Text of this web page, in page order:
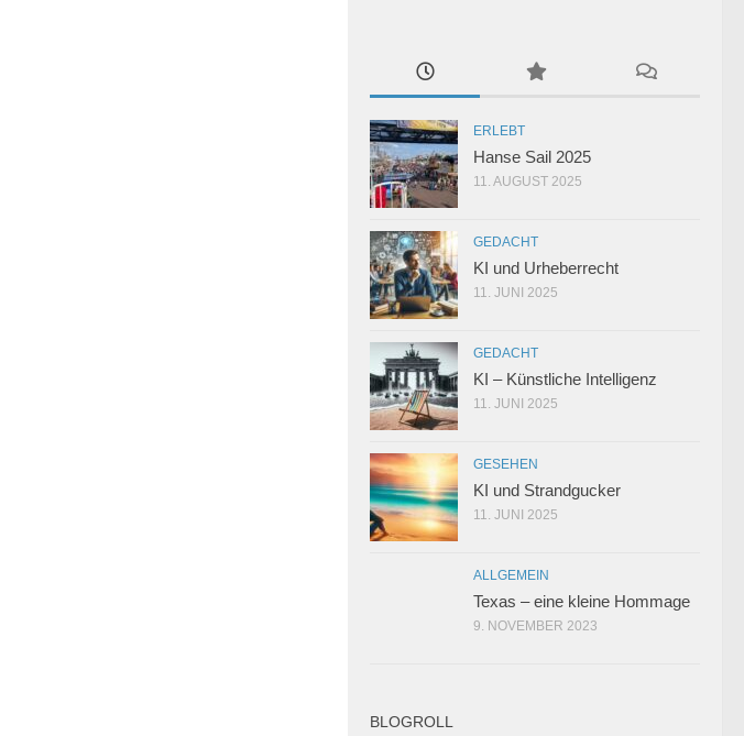
ERLEBT
Hanse Sail 2025
11. AUGUST 2025
GEDACHT
KI und Urheberrecht
11. JUNI 2025
GEDACHT
KI – Künstliche Intelligenz
11. JUNI 2025
GESEHEN
KI und Strandgucker
11. JUNI 2025
ALLGEMEIN
Texas – eine kleine Hommage
9. NOVEMBER 2023
BLOGROLL